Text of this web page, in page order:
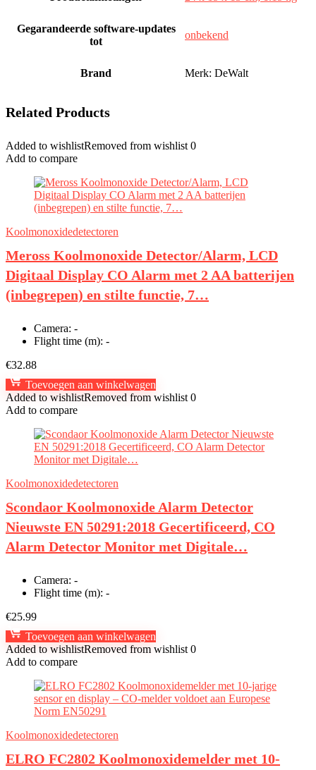
Gegarandeerde software-updates
tot
‎onbekend
Brand Merk: DeWalt
Related Products
Added to wishlistRemoved from wishlist 0
Add to compare
Koolmonoxidedetectoren
Meross Koolmonoxide Detector/Alarm, LCD
Digitaal Display CO Alarm met 2 AA batterijen
(inbegrepen) en stilte functie, 7…
Camera: -
Flight time (m): -
€32.88
Toevoegen aan winkelwagen
Added to wishlistRemoved from wishlist 0
Add to compare
Koolmonoxidedetectoren
Scondaor Koolmonoxide Alarm Detector
Nieuwste EN 50291:2018 Gecertificeerd, CO
Alarm Detector Monitor met Digitale…
Camera: -
Flight time (m): -
€25.99
Toevoegen aan winkelwagen
Added to wishlistRemoved from wishlist 0
Add to compare
Koolmonoxidedetectoren
ELRO FC2802 Koolmonoxidemelder met 10-